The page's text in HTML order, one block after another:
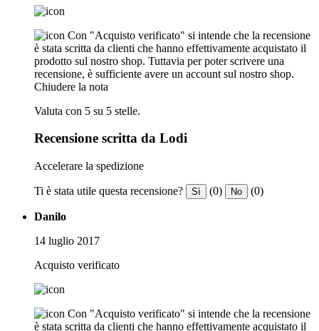
Con "Acquisto verificato" si intende che la recensione
è stata scritta da clienti che hanno effettivamente acquistato il
prodotto sul nostro shop. Tuttavia per poter scrivere una
recensione, è sufficiente avere un account sul nostro shop.
Chiudere la nota
Valuta con 5 su 5 stelle.
Recensione scritta da Lodi
Accelerare la spedizione
Ti è stata utile questa recensione? Sì (0) No (0)
Danilo
14 luglio 2017
Acquisto verificato
Con "Acquisto verificato" si intende che la recensione
è stata scritta da clienti che hanno effettivamente acquistato il